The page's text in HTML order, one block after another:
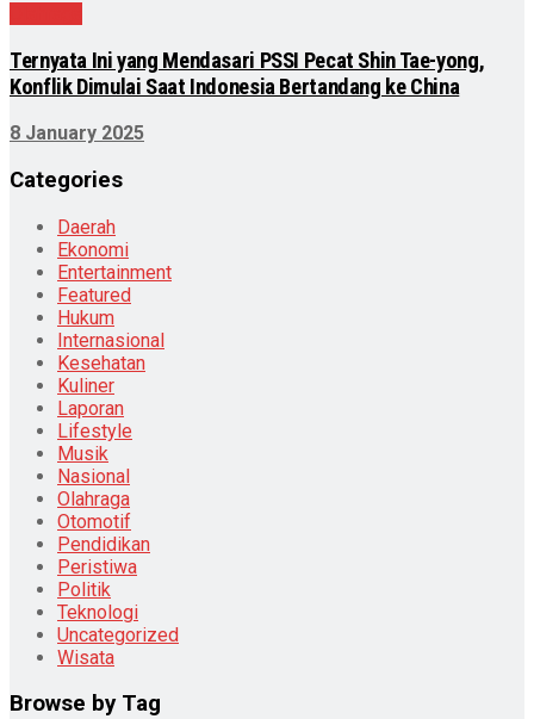
Ternyata Ini yang Mendasari PSSI Pecat Shin Tae-yong,
Konflik Dimulai Saat Indonesia Bertandang ke China
8 January 2025
Categories
Daerah
Ekonomi
Entertainment
Featured
Hukum
Internasional
Kesehatan
Kuliner
Laporan
Lifestyle
Musik
Nasional
Olahraga
Otomotif
Pendidikan
Peristiwa
Politik
Teknologi
Uncategorized
Wisata
Browse by Tag